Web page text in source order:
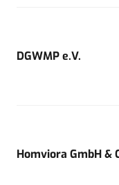
DGWMP e.V.
Homviora GmbH &